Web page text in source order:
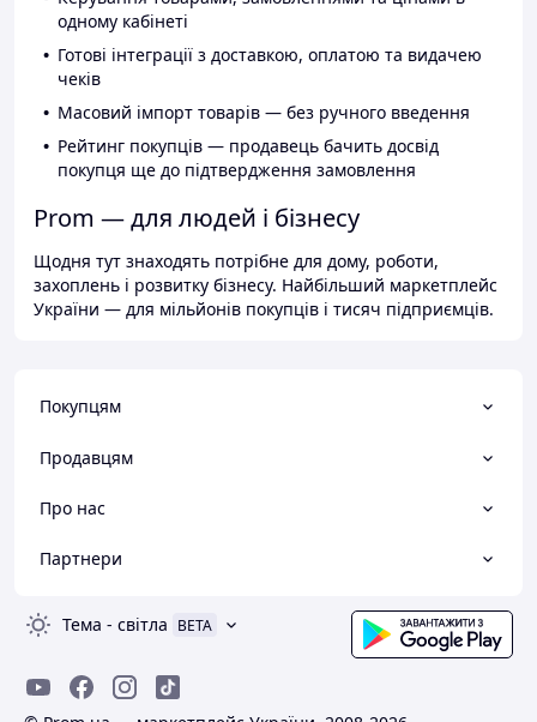
одному кабінеті
Готові інтеграції з доставкою, оплатою та видачею
чеків
Масовий імпорт товарів — без ручного введення
Рейтинг покупців — продавець бачить досвід
покупця ще до підтвердження замовлення
Prom — для людей і бізнесу
Щодня тут знаходять потрібне для дому, роботи,
захоплень і розвитку бізнесу. Найбільший маркетплейс
України — для мільйонів покупців і тисяч підприємців.
Покупцям
Продавцям
Про нас
Партнери
Тема - світла BETA